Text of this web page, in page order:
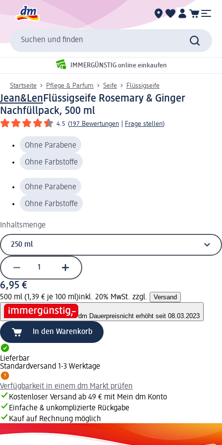
Suchen und finden
IMMERGÜNSTIG online einkaufen
Startseite Pflege & Parfum Seife Flüssigseife
Jean&LenFlüssigseife Rosemary & Ginger
Nachfüllpack, 500 ml
4.5 (197 Bewertungen Frage stellen)
Ohne Parabene
Ohne Farbstoffe
Ohne Parabene
Ohne Farbstoffe
Inhaltsmenge
6,95 €
500 ml (1,39 € je 100 ml)inkl. 20% MwSt. zzgl. Versand
dm Dauerpreisnicht erhöht seit 08.03.2023
In den Warenkorb
Lieferbar
Standardversand 1-3 Werktage
Verfügbarkeit in einem dm Markt prüfen
Kostenloser Versand ab 49 € mit Mein dm Konto
Einfache & unkomplizierte Rückgabe
Kauf auf Rechnung möglich